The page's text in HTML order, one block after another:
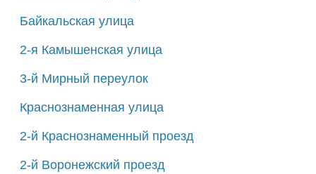
Байкальская улица
2-я Камышенская улица
3-й Мирный переулок
Краснознаменная улица
2-й Краснознаменный проезд
2-й Воронежский проезд